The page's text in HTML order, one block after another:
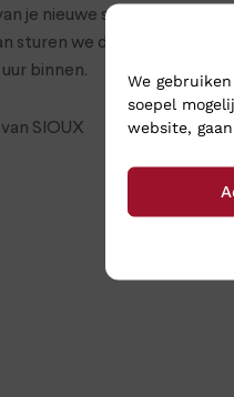
We
soepel
website,
je nieuwe schoenen
sturen we de schoenen
binnen.
SIOUX